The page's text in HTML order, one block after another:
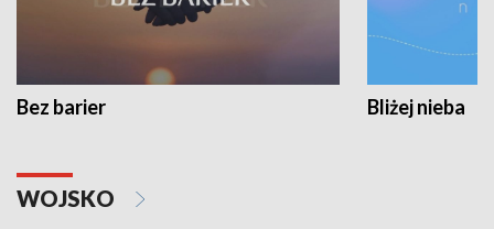
Bez barier Bliżej nieba
WOJSKO